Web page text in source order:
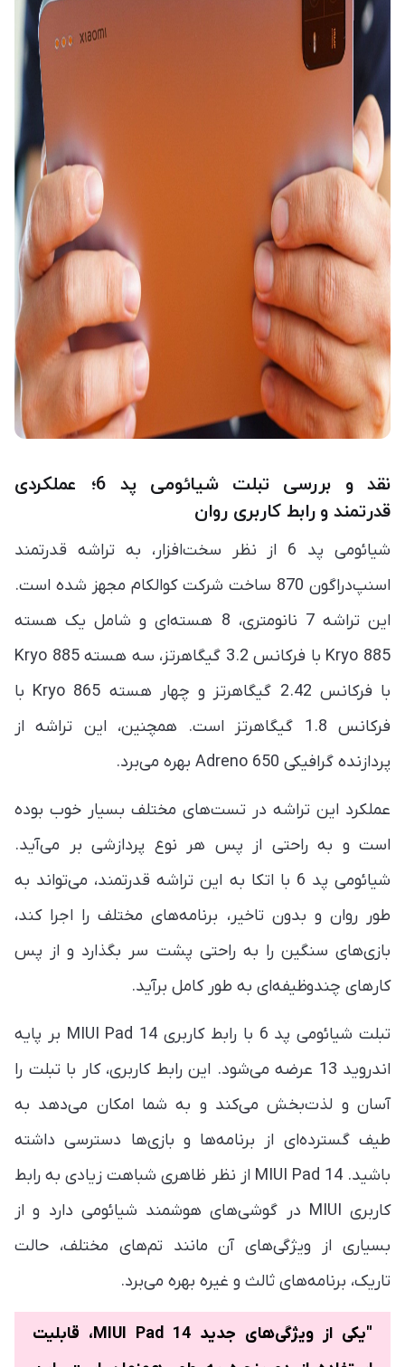
نقد و بررسی تبلت شیائومی پد 6؛ عملکردی
قدرتمند و رابط کاربری روان
شیائومی پد 6 از نظر سخت‌افزار، به تراشه قدرتمند
اسنپ‌دراگون 870 ساخت شرکت کوالکام مجهز شده است.
این تراشه 7 نانومتری، 8 هسته‌ای و شامل یک هسته
Kryo 885 با فرکانس 3.2 گیگاهرتز، سه هسته Kryo 885
با فرکانس 2.42 گیگاهرتز و چهار هسته Kryo 865 با
فرکانس 1.8 گیگاهرتز است. همچنین، این تراشه از
پردازنده گرافیکی Adreno 650 بهره می‌برد.
عملکرد این تراشه در تست‌های مختلف بسیار خوب بوده
است و به راحتی از پس هر نوع پردازشی بر می‌آید.
شیائومی پد 6 با اتکا به این تراشه قدرتمند، می‌تواند به
طور روان و بدون تاخیر، برنامه‌های مختلف را اجرا کند،
بازی‌های سنگین را به راحتی پشت سر بگذارد و از پس
کارهای چندوظیفه‌ای به طور کامل برآید.
تبلت شیائومی پد 6 با رابط کاربری MIUI Pad 14 بر پایه
اندروید 13 عرضه می‌شود. این رابط کاربری، کار با تبلت را
آسان و لذت‌بخش می‌کند و به شما امکان می‌دهد به
طیف گسترده‌ای از برنامه‌ها و بازی‌ها دسترسی داشته
باشید. MIUI Pad 14 از نظر ظاهری شباهت زیادی به رابط
کاربری MIUI در گوشی‌های هوشمند شیائومی دارد و از
بسیاری از ویژگی‌های آن مانند تم‌های مختلف، حالت
تاریک، برنامه‌های ثالث و غیره بهره می‌برد.
"یکی از ویژگی‌های جدید MIUI Pad 14، قابلیت